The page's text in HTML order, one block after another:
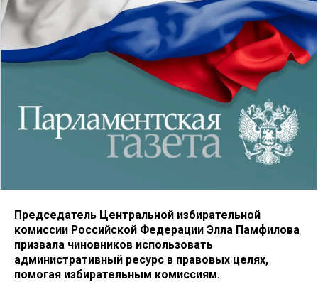
Председатель Центральной избирательной
комиссии Российской Федерации Элла Памфилова
призвала чиновников использовать
административный ресурс в правовых целях,
помогая избирательным комиссиям.